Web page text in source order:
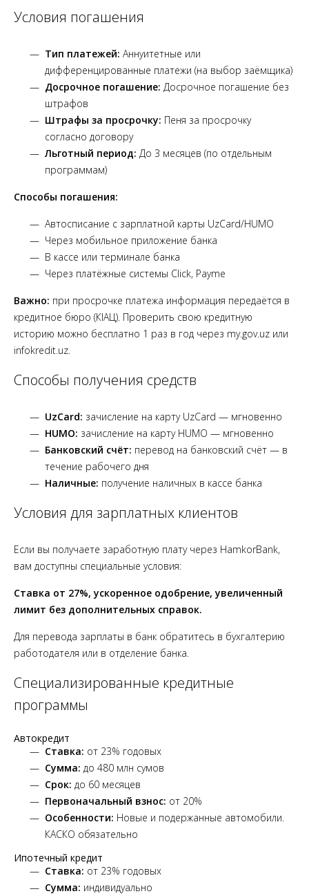
Условия погашения
Тип платежей: Аннуитетные или
дифференцированные платежи (на выбор заёмщика)
Досрочное погашение: Досрочное погашение без
штрафов
Штрафы за просрочку: Пеня за просрочку
согласно договору
Льготный период: До 3 месяцев (по отдельным
программам)
Способы погашения:
Автосписание с зарплатной карты UzCard/HUMO
Через мобильное приложение банка
В кассе или терминале банка
Через платёжные системы Click, Payme
Важно: при просрочке платежа информация передаётся в
кредитное бюро (КІАЦ). Проверить свою кредитную
историю можно бесплатно 1 раз в год через my.gov.uz или
infokredit.uz.
Способы получения средств
UzCard: зачисление на карту UzCard — мгновенно
HUMO: зачисление на карту HUMO — мгновенно
Банковский счёт: перевод на банковский счёт — в
течение рабочего дня
Наличные: получение наличных в кассе банка
Условия для зарплатных клиентов
Если вы получаете заработную плату через HamkorBank,
вам доступны специальные условия:
Ставка от 27%, ускоренное одобрение, увеличенный
лимит без дополнительных справок.
Для перевода зарплаты в банк обратитесь в бухгалтерию
работодателя или в отделение банка.
Специализированные кредитные
программы
Автокредит
Ставка: от 23% годовых
Сумма: до 480 млн сумов
Срок: до 60 месяцев
Первоначальный взнос: от 20%
Особенности: Новые и подержанные автомобили.
КАСКО обязательно
Ипотечный кредит
Ставка: от 23% годовых
Сумма: индивидуально